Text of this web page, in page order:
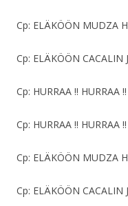
Cp: ELÄKÖÖN MUDZA
Cp: ELÄKÖÖN CACALIN
Cp: HURRAA !! HURRAA
Cp: HURRAA !! HURRAA
Cp: ELÄKÖÖN MUDZA
Cp: ELÄKÖÖN CACALIN